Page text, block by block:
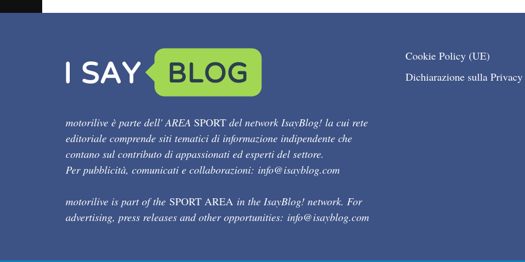
motorilive è parte dell' AREA SPORT del network IsayBlog! la cui rete
editoriale comprende siti tematici di informazione indipendente che
contano sul contributo di appassionati ed esperti del settore.
Per pubblicità, comunicati e collaborazioni: info@isayblog.com
motorilive is part of the SPORT AREA in the IsayBlog! network. For
advertising, press releases and other opportunities: info@isayblog.com
Cookie Policy (UE)
Dichiarazione sulla